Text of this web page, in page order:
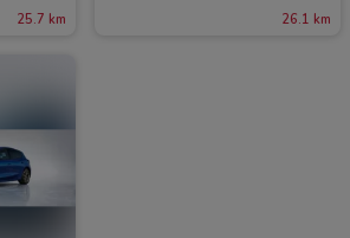
25.7 km 26.1 km